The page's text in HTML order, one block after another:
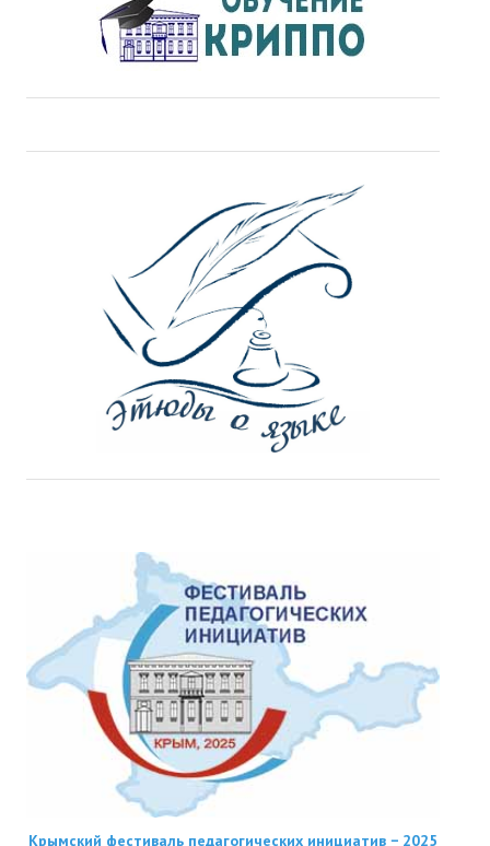
Крымский фестиваль педагогических инициатив − 2025